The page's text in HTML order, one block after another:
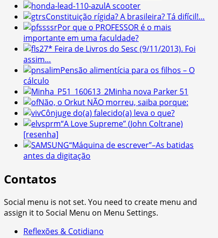
A scooter
Constituição rígida? A brasileira? Tá difícil!…
Por que o PROFESSOR é o mais
importante em uma faculdade?
27* Feira de Livros do Sesc (9/11/2013). Foi
assim…
Pensão alimentícia para os filhos – O
cálculo
Minha nova Parker 51
Não, o Orkut NÃO morreu, saiba porque:
Cônjuge do(a) falecido(a) leva o que?
“A Love Supreme” (John Coltrane)
[resenha]
“Máquina de escrever”–As batidas
antes da digitação
Contatos
Social menu is not set. You need to create menu and
assign it to Social Menu on Menu Settings.
Reflexões & Cotidiano